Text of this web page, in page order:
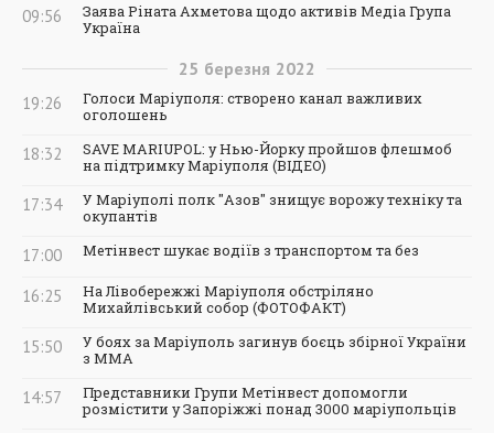
09:56
Заява Ріната Ахметова щодо активів Медіа Група
Україна
25 березня 2022
19:26
Голоси Маріуполя: створено канал важливих
оголошень
18:32
SAVE MARIUPOL: у Нью-Йорку пройшов флешмоб
на підтримку Маріуполя (ВІДЕО)
17:34
У Маріуполі полк "Азов" знищує ворожу техніку та
окупантів
17:00 Метінвест шукає водіїв з транспортом та без
16:25
На Лівобережжі Маріуполя обстріляно
Михайлівський собор (ФОТОФАКТ)
15:50
У боях за Маріуполь загинув боєць збірної України
з ММА
14:57
Представники Групи Метінвест допомогли
розмістити у Запоріжжі понад 3000 маріупольців